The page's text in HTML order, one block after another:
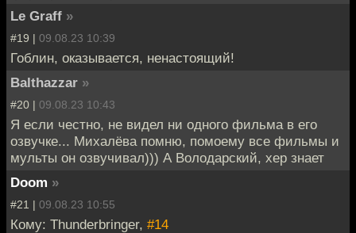
Le Graff »
#19 | 09.08.23 10:39
Гоблин, оказывается, ненастоящий!
Balthazzar »
#20 | 09.08.23 10:43
Я если честно, не видел ни одного фильма в его
озвучке... Михалёва помню, помоему все фильмы и
мульты он озвучивал))) А Володарский, хер знает
Doom »
#21 | 09.08.23 10:55
Кому: Thunderbringer, #14